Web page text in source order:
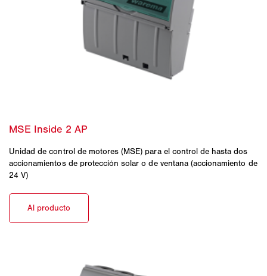
Unidad de control de motores (MSE) para el control de hasta dos
accionamientos de protección solar o de ventana (accionamiento de
24 V)